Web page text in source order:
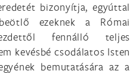
bizonyítja, egyúttal
ezeknek a Római
fennálló teljes
kevésbé csodálatos Isten
bemutatására az a